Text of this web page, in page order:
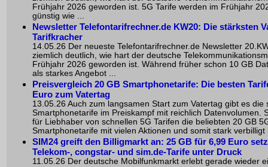
Frühjahr 2026 geworden ist. 5G Tarife werden im Frühjahr
günstig wie ...
Newsletter Telefontarifrechner.de KW20: Die stärksten
Tarifkracher
14.05.26 Der neueste Telefontarifrechner.de Newsletter
ziemlich deutlich, wie hart der deutsche
Frühjahr 2026 geworden ist. Während früher schon 10 GB
als starkes Angebot ...
Preisvergleich 20 GB Smartphonetarife: Die besten
Euro zum Vatertag
13.05.26 Auch zum langsamen Start zum Vatertag gibt es die
Smartphonetarife im Preiskampf mit reichlich Datenvolumen.
für Liebhaber von schnellen 5G Tarifen die beliebten 20 GB
Smartphonetarife mit vielen Aktionen und somit stark verbilligt
SIM24 greift den Billigmarkt an: 25 GB für 6,99 Euro
Telekom-, congstar- und sim.de-Tarife unter Druck
11.05.26 Der deutsche Mobilfunkmarkt erlebt gerade wieder